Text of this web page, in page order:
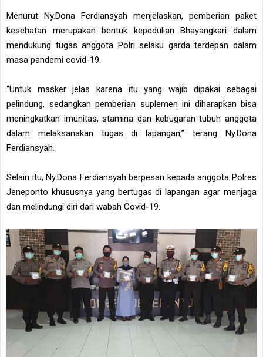
Menurut Ny.Dona Ferdiansyah menjelaskan, pemberian paket
kesehatan merupakan bentuk kepedulian Bhayangkari dalam
mendukung tugas anggota Polri selaku garda terdepan dalam
masa pandemi covid-19.
“Untuk masker jelas karena itu yang wajib dipakai sebagai
pelindung, sedangkan pemberian suplemen ini diharapkan bisa
meningkatkan imunitas, stamina dan kebugaran tubuh anggota
dalam melaksanakan tugas di lapangan,” terang Ny.Dona
Ferdiansyah.
Selain itu, Ny.Dona Ferdiansyah berpesan kepada anggota Polres
Jeneponto khususnya yang bertugas di lapangan agar menjaga
dan melindungi diri dari wabah Covid-19.